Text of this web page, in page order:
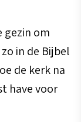
gezin om
in de Bijbel
de kerk na
have voor